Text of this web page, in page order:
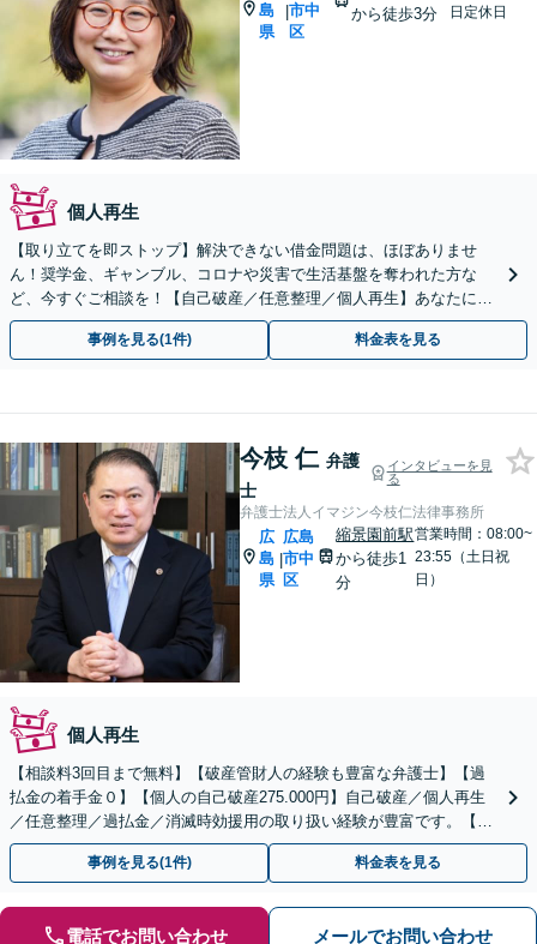
島
県
|市中
区
から徒歩3分
日定休日
個人再生
【取り立てを即ストップ】解決できない借金問題は、ほぼありませ
ん！奨学金、ギャンブル、コロナや災害で生活基盤を奪われた方な
ど、今すぐご相談を！【自己破産／任意整理／個人再生】あなたにあ
った債務整理をご提案。無料の初回面談でご説明できます。
事例を見る(1件) 料金表を見る
今枝 仁 弁護
士
インタビューを見
る
弁護士法人イマジン今枝仁法律事務所
広
島
県
|
広島
市中
区
縮景園前駅
から徒歩1
分
営業時間：08:00~
23:55（土日祝
日）
個人再生
【相談料3回目まで無料】【破産管財人の経験も豊富な弁護士】【過
払金の着手金０】【個人の自己破産275.000円】自己破産／個人再生
／任意整理／過払金／消滅時効援用の取り扱い経験が豊富です。【弁
護士歴20年以上】
事例を見る(1件) 料金表を見る
電話でお問い合わせ メールでお問い合わせ